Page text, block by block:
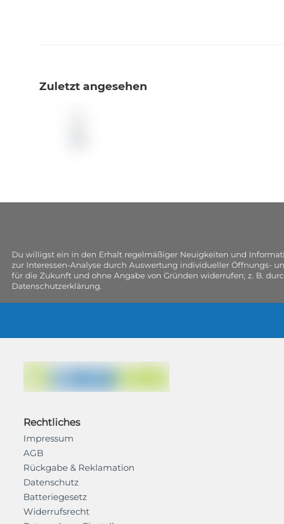
Zuletzt angesehen
Du willigst ein in den Erhalt regelmäßiger Neuigkeiten und
zur Interessen-Analyse durch Auswertung individueller Öffnungs-
für die Zukunft und ohne Angabe von Gründen widerrufen; z. B.
Datenschutzerklärung.
Rechtliches
Impressum
AGB
Rückgabe & Reklamation
Datenschutz
Batteriegesetz
Widerrufsrecht